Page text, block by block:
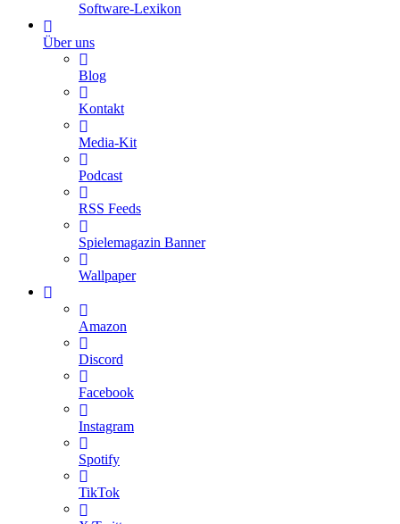
Software-Lexikon
Über uns
Blog
Kontakt
Media-Kit
Podcast
RSS Feeds
Spielemagazin Banner
Wallpaper
Amazon
Discord
Facebook
Instagram
Spotify
TikTok